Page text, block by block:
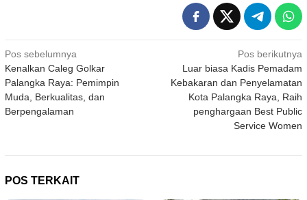
Navigasi
pos
Pos sebelumnya
Kenalkan Caleg Golkar
Palangka Raya: Pemimpin
Muda, Berkualitas, dan
Berpengalaman
Pos berikutnya
Luar biasa Kadis Pemadam
Kebakaran dan Penyelamatan
Kota Palangka Raya, Raih
penghargaan Best Public
Service Women
POS TERKAIT